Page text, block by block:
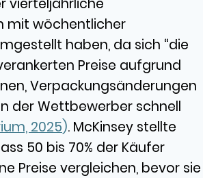
vierteljährliche
mit wöchentlicher
haben, da sich “die
Preise aufgrund
Verpackungsänderungen
der Wettbewerber schnell
2025). McKinsey stellte
50 bis 70% der Käufer
Preise vergleichen, bevor sie